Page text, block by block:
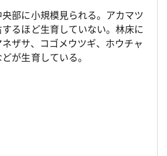
部に小規模見られる。アカマツ
るほど生育していない。林床に
ザサ、コゴメウツギ、ホウチャ
が生育している。